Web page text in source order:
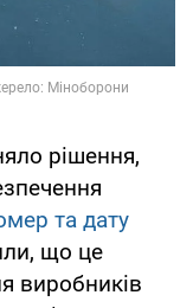
рішення,
та дату
що це
виробників